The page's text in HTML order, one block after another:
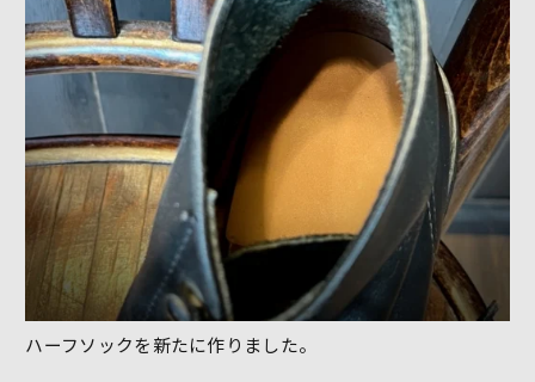
ハーフソックを新たに作りました。